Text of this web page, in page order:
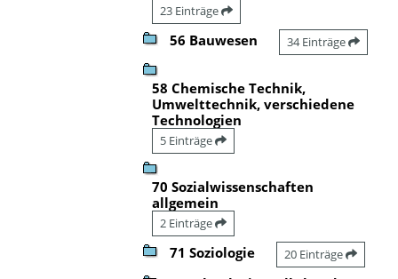
23 Einträge
56 Bauwesen 34 Einträge
58 Chemische Technik,
Umwelttechnik, verschiedene
Technologien
5 Einträge
70 Sozialwissenschaften
allgemein
2 Einträge
71 Soziologie 20 Einträge